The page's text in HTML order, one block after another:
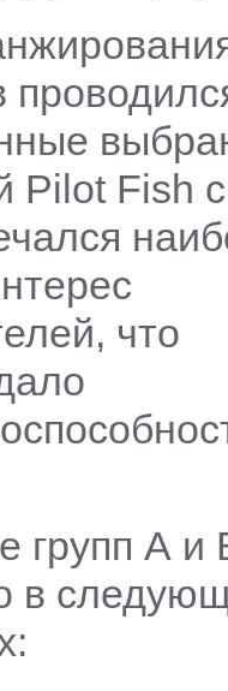
Pilot Fish
что
групп А и
в